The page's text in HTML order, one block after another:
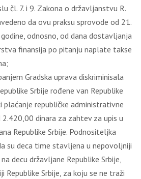
čl. 7. i 9. Zakona o državljanstvu R.
da ovu praksu sprovode od 21.
odnosno, od dana dostavljanja
finansija po pitanju naplate takse
Gradska uprava diskriminisala
Srbije rođene van Republike
plaćanje republičke administrativne
dinara za zahtev za upis u
Republike Srbije. Podnositeljka
su deca time stavljena u nepovoljniji
decu državljane Republike Srbije,
Republike Srbije, za koju se ne traži